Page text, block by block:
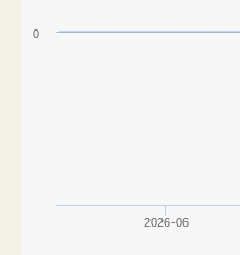
2026-06
0